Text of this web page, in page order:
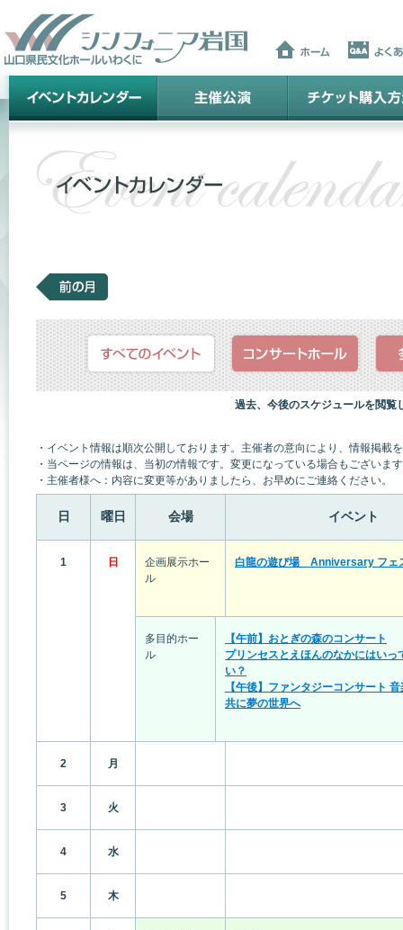
過去、今後のスケジュールを閲覧
・イベント情報は順次公開しております。主催者の意向により、情報掲載
・当ページの情報は、当初の情報です。変更になっている場合もございま
・主催者様へ：内容に変更等がありましたら、お早めにご連絡ください。
日 曜日 会場 イベント
1 日
企画展示ホー
ル
白龍の遊び場 Anniversary フェ
多目的ホー
ル
【午前】おとぎの森のコンサート
プリンセスとえほんのなかにはいっ
い？
【午後】ファンタジーコンサート
共に夢の世界へ
2 月
3 火
4 水
5 木